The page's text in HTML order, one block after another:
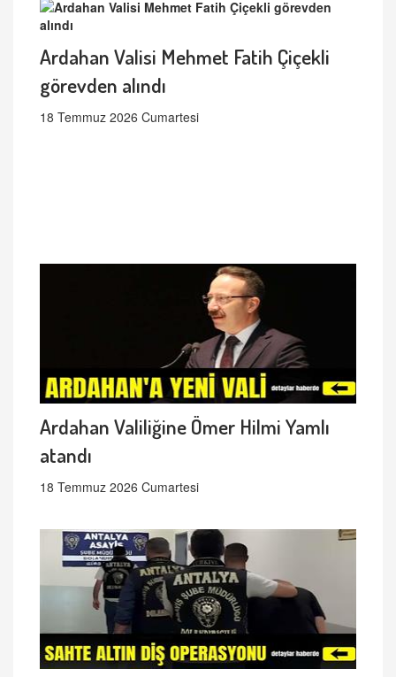
Ardahan Valisi Mehmet Fatih Çiçekli
görevden alındı
18 Temmuz 2026 Cumartesi
Ardahan Valiliğine Ömer Hilmi Yamlı
atandı
18 Temmuz 2026 Cumartesi